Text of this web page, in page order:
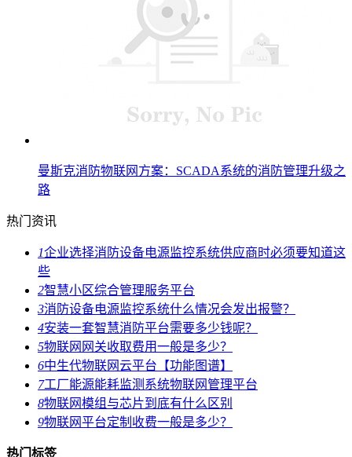
曼斯克消防物联网方案：SCADA系统的消防管理升级之
路
热门资讯
1企业选择消防设备电源监控系统供应商时必须要知道这
些
2智慧小区综合管理服务平台
3消防设备电源监控系统什么情况会发出报警？
4安装一套智慧消防平台需要多少钱呢？
5物联网网关收取费用一般是多少？
6中生代物联网云平台【功能图谱】
7工厂能源能耗监测系统物联网管理平台
8物联网模组与芯片到底有什么区别
9物联网平台定制收费一般是多少？
热门标签